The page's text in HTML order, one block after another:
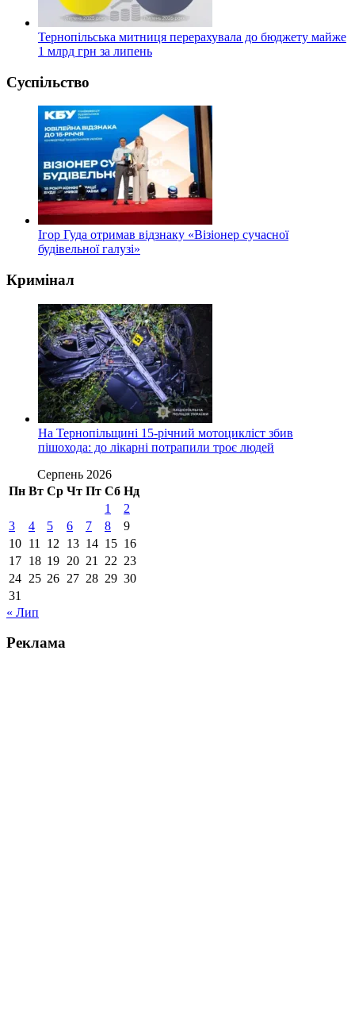
Тернопільська митниця перерахувала до бюджету майже
1 млрд грн за липень
Суспільство
Ігор Гуда отримав відзнаку «Візіонер сучасної
будівельної галузі»
Кримінал
На Тернопільщині 15-річний мотоцикліст збив
пішохода: до лікарні потрапили троє людей
Серпень 2026
Пн Вт Ср Чт Пт Сб Нд
1
2
3
4 5 6 7 8
9
10 11 12 13 14 15 16
17 18 19 20 21 22 23
24 25 26 27 28 29 30
31
« Лип
Реклама